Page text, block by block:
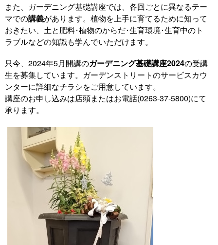
また、ガーデニング基礎講座では、各回ごとに異なるテー
マでの講義があります。植物を上手に育てるために知って
おきたい、土と肥料･植物のからだ･生育環境･生育中のト
ラブルなどの知識も学んでいただけます。
只今、2024年5月開講のガーデニング基礎講座2024の受講
生を募集しています。ガーデンストリートのサービスカウ
ンターに詳細なチラシをご用意しています。
講座のお申し込みは店頭またはお電話(0263-37-5800)にて
承ります。